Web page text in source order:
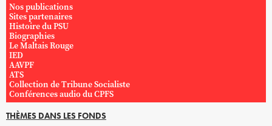
Nos publications
Sites partenaires
Histoire du PSU
Biographies
Le Maltais Rouge
IED
AAVPF
ATS
Collection de Tribune Socialiste
Conférences audio du CPFS
THÈMES DANS LES FONDS